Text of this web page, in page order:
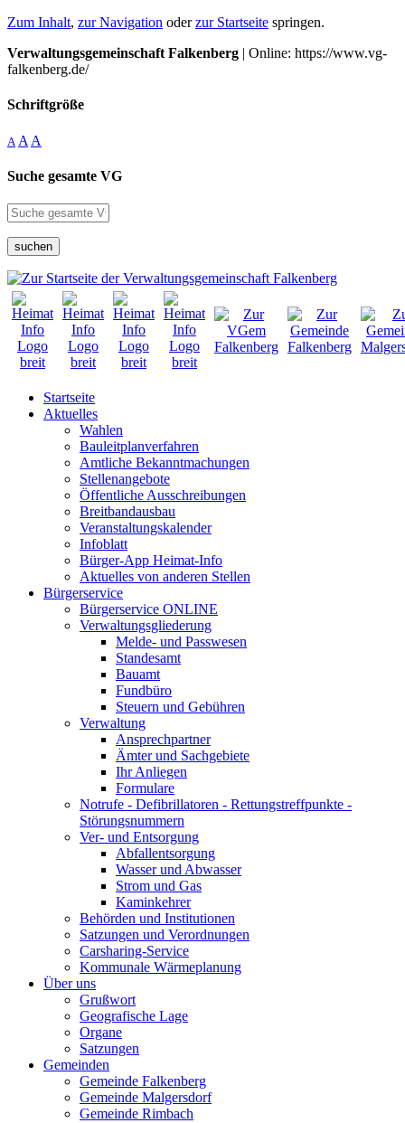
Zum Inhalt, zur Navigation oderzur Startseite springen.
Verwaltungsgemeinschaft Falkenberg | Online: https://www.vg-
falkenberg.de/
Schriftgröße
A A A
Suche gesamte VG
suchen
Startseite
Aktuelles
Wahlen
Bauleitplanverfahren
Amtliche Bekanntmachungen
Stellenangebote
Öffentliche Ausschreibungen
Breitbandausbau
Veranstaltungskalender
Infoblatt
Bürger-App Heimat-Info
Aktuelles von anderen Stellen
Bürgerservice
Bürgerservice ONLINE
Verwaltungsgliederung
Melde- und Passwesen
Standesamt
Bauamt
Fundbüro
Steuern und Gebühren
Verwaltung
Ansprechpartner
Ämter und Sachgebiete
Ihr Anliegen
Formulare
Notrufe - Defibrillatoren - Rettungstreffpunkte -
Störungsnummern
Ver- und Entsorgung
Abfallentsorgung
Wasser und Abwasser
Strom und Gas
Kaminkehrer
Behörden und Institutionen
Satzungen und Verordnungen
Carsharing-Service
Kommunale Wärmeplanung
Über uns
Grußwort
Geografische Lage
Organe
Satzungen
Gemeinden
Gemeinde Falkenberg
Gemeinde Malgersdorf
Gemeinde Rimbach